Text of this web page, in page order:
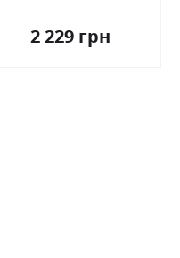
2 229 грн